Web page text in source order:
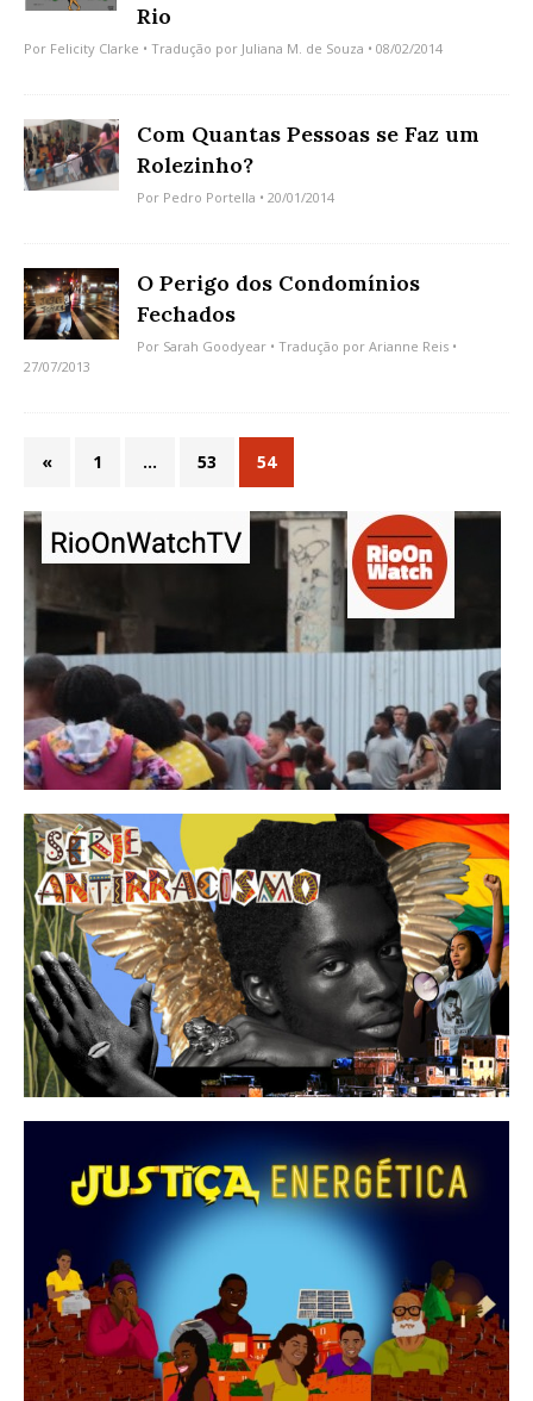
Rio
Por Felicity Clarke • Tradução por Juliana M. de Souza • 08/02/2014
Com Quantas Pessoas se Faz um
Rolezinho?
Por Pedro Portella • 20/01/2014
O Perigo dos Condomínios
Fechados
Por Sarah Goodyear • Tradução por Arianne Reis •
27/07/2013
« 1 … 53 54